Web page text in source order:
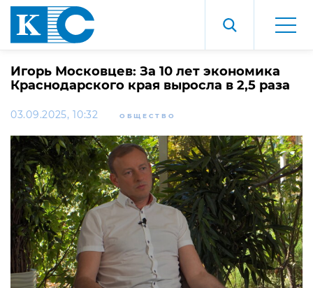
Игорь Московцев: За 10 лет экономика
Краснодарского края выросла в 2,5 раза
03.09.2025, 10:32 ОБЩЕСТВО